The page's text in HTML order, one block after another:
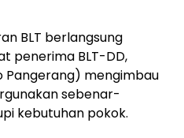
BLT berlangsung
penerima BLT-DD,
Pangerang) mengimbau
sebenar-
kebutuhan pokok.